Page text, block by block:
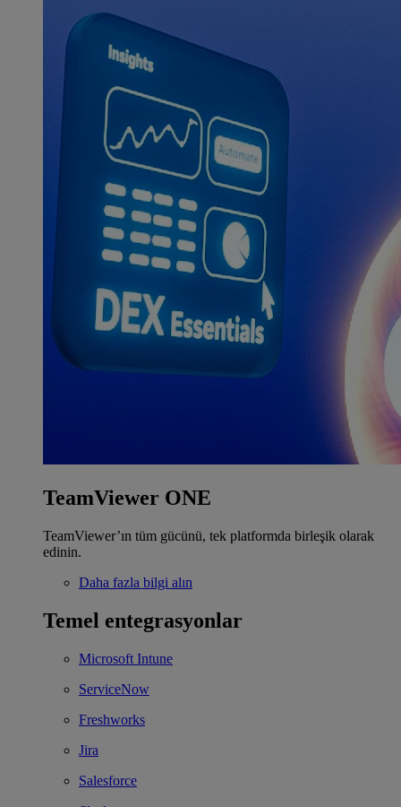
TeamViewer ONE
TeamViewer’ın tüm gücünü, tek platformda birleşik olarak
edinin.
Daha fazla bilgi alın
Temel entegrasyonlar
Microsoft Intune
ServiceNow
Freshworks
Jira
Salesforce